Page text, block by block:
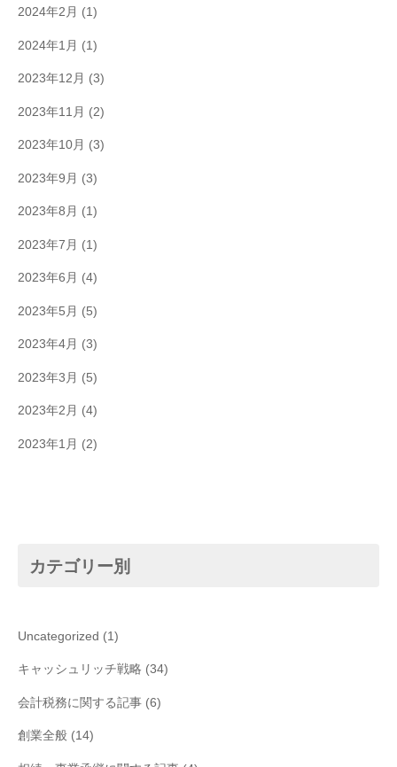
2024年2月 (1)
2024年1月 (1)
2023年12月 (3)
2023年11月 (2)
2023年10月 (3)
2023年9月 (3)
2023年8月 (1)
2023年7月 (1)
2023年6月 (4)
2023年5月 (5)
2023年4月 (3)
2023年3月 (5)
2023年2月 (4)
2023年1月 (2)
カテゴリー別
Uncategorized (1)
キャッシュリッチ戦略 (34)
会計税務に関する記事 (6)
創業全般 (14)